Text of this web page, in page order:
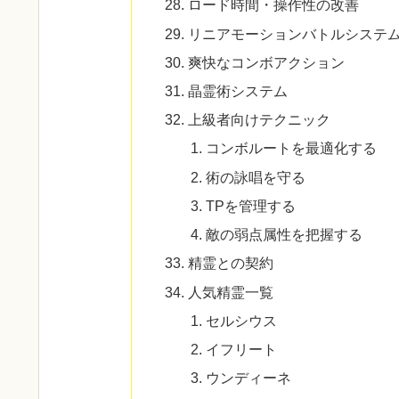
ロード時間・操作性の改善
リニアモーションバトルシステ
爽快なコンボアクション
晶霊術システム
上級者向けテクニック
コンボルートを最適化する
術の詠唱を守る
TPを管理する
敵の弱点属性を把握する
精霊との契約
人気精霊一覧
セルシウス
イフリート
ウンディーネ